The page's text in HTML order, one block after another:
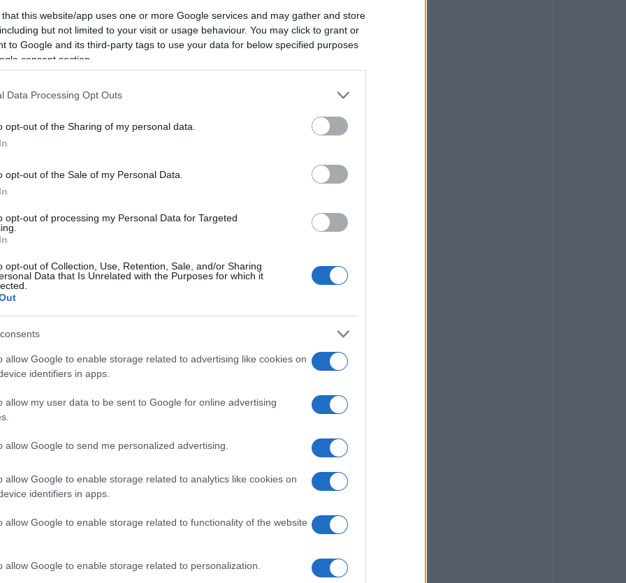
that this website/app uses one or more Google services and may gather and store
but not limited to your visit or usage behaviour. You may click to grant or
to Google and its third-party tags to use your data for below specified purposes
consent section.
Data Processing Opt Outs
opt-out of the Sharing of my personal data.
opt-out of the Sale of my Personal Data.
opt-out of processing my Personal Data for Targeted
opt-out of Collection, Use, Retention, Sale, and/or Sharing
Data that Is Unrelated with the Purposes for which it
allow Google to enable storage related to advertising like cookies on
identifiers in apps.
allow my user data to be sent to Google for online advertising
allow Google to send me personalized advertising.
allow Google to enable storage related to analytics like cookies on
identifiers in apps.
allow Google to enable storage related to functionality of the website
allow Google to enable storage related to personalization.
come
un omaggio al classicoHotline Miami, ma
primo luglio a un prezzo accessibile, Anger
con sparatorie e colpi di karate, immergendoli
Ma cosa rende questa versione per
insieme!
Criminopoli
legge sembra essere un concetto obsoleto,
affrontare una serie di sfide per
è semplice ma efficace: dopo un
combattere contro le gang locali per
storia di vendetta si intreccia con
anni ’90, creando un’atmosfera di nostalgia
ti attenderebbero in una città così